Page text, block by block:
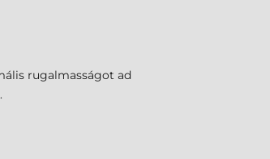
rugalmasságot ad